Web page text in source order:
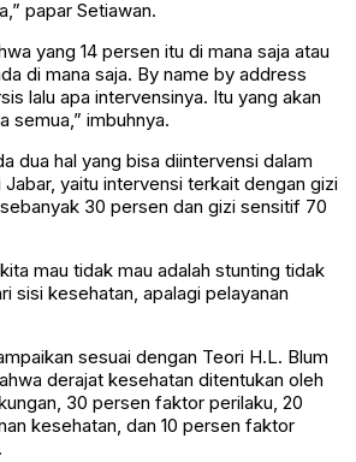
papar Setiawan.
yang 14 persen itu di mana saja atau
di mana saja. By name by address
lalu apa intervensinya. Itu yang akan
semua,” imbuhnya.
dua hal yang bisa diintervensi dalam
yaitu intervensi terkait dengan gizi
30 persen dan gizi sensitif 70
mau tidak mau adalah stunting tidak
sisi kesehatan, apalagi pelayanan
sesuai dengan Teori H.L. Blum
derajat kesehatan ditentukan oleh
30 persen faktor perilaku, 20
kesehatan, dan 10 persen faktor